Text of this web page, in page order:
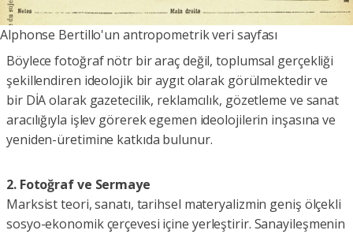
Alphonse Bertillo'un antropometrik veri sayfası
Böylece fotoğraf nötr bir araç değil, toplumsal gerçekliği
şekillendiren ideolojik bir aygıt olarak görülmektedir ve
bir DİA olarak gazetecilik, reklamcılık, gözetleme ve sanat
aracılığıyla işlev görerek egemen ideolojilerin inşasına ve
yeniden-üretimine katkıda bulunur.
2. Fotoğraf ve Sermaye
Marksist teori, sanatı, tarihsel materyalizmin geniş ölçekli
sosyo-ekonomik çerçevesi içine yerleştirir. Sanayileşmenin